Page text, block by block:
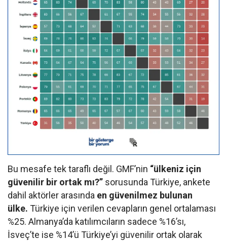
Bu mesafe tek taraflı değil. GMF’nin “ülkeniz için
güvenilir bir ortak mı?” sorusunda Türkiye, ankete
dahil aktörler arasında en güvenilmez bulunan
ülke. Türkiye için verilen cevapların genel ortalaması
%25. Almanya’da katılımcıların sadece %16’sı,
İsveç’te ise %14’ü Türkiye’yi güvenilir ortak olarak